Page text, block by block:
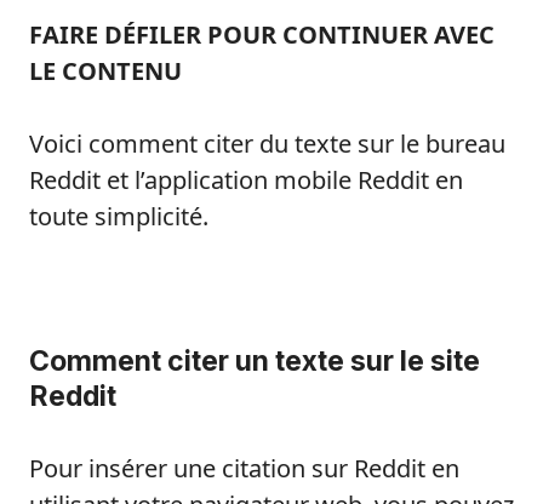
FAIRE DÉFILER POUR CONTINUER AVEC
LE CONTENU
Voici comment citer du texte sur le bureau
Reddit et l’application mobile Reddit en
toute simplicité.
Comment citer un texte sur le site
Reddit
Pour insérer une citation sur Reddit en